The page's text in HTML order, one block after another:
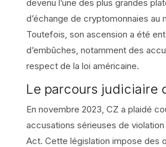
devenu l’une des plus grandes
d’échange de cryptomonnaies au
Toutefois, son ascension a été
d’embûches, notamment des
respect de la loi américaine.
Le parcours judiciaire
En novembre 2023, CZ a plaidé
accusations sérieuses de
Act. Cette législation impose des